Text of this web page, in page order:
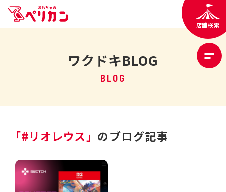
店舗検索
ワクドキBLOG
BLOG
「#リオレウス」 のブログ記事